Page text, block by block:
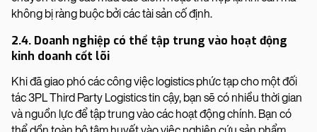
không bị ràng buộc bởi các tài sản cố định.
2.4. Doanh nghiệp có thể tập trung vào hoạt động
kinh doanh cốt lõi
Khi đã giao phó các công việc logistics phức tạp cho một đối
tác 3PL Third Party Logistics tin cậy, bạn sẽ có nhiều thời gian
và nguồn lực để tập trung vào các hoạt động chính. Bạn có